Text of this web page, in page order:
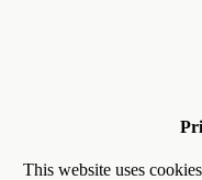
This website uses